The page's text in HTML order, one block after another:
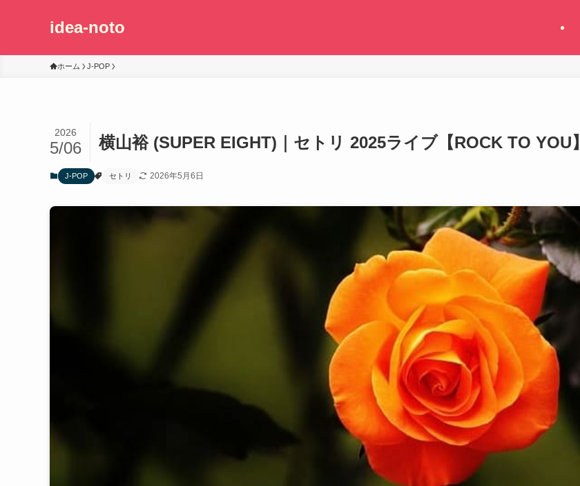
idea-noto
ホーム J-POP
横山裕 (SUPER EIGHT)｜セトリ 2025ライブ【ROCK TO YOU】
2026
5/06
J-POP セトリ 2026年5月6日